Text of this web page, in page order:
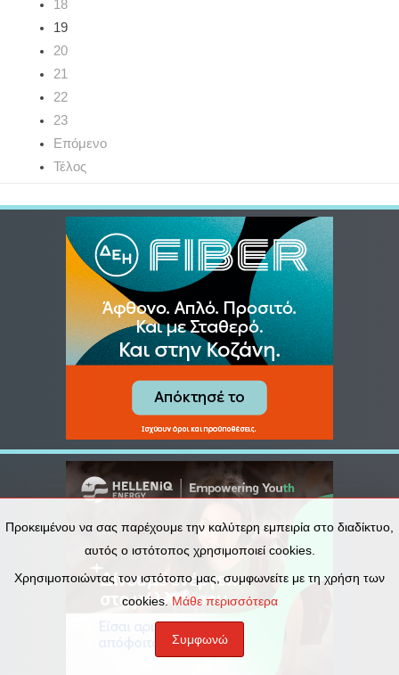
18
19
20
21
22
23
Επόμενο
Τέλος
Προκειμένου να σας παρέχουμε την καλύτερη εμπειρία στο διαδίκτυο,
αυτός ο ιστότοπος χρησιμοποιεί cookies.
Χρησιμοποιώντας τον ιστότοπο μας, συμφωνείτε με τη χρήση των
cookies. Μάθε περισσότερα
Συμφωνώ